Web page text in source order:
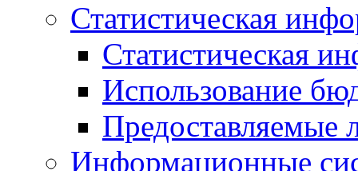
Статистическая
Статистическая
Использование
Предоставляемые
Информационные